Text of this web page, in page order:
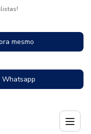
mesmo
Whatsapp